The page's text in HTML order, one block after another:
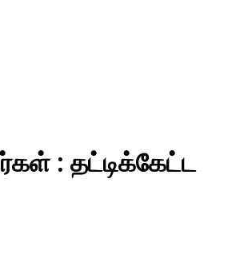
: தட்டிக்கேட்ட